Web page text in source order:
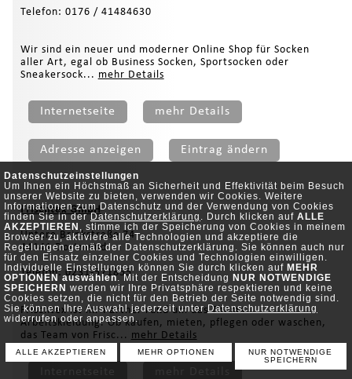
Datenschutzeinstellungen
Um Ihnen ein Höchstmaß an Sicherheit und Effektivität beim Besuch
unserer Website zu bieten, verwenden wir Cookies. Weitere
Informationen zum Datenschutz und der Verwendung von Cookies
finden Sie in derDatenschutzerklärung . Durch klicken auf ALLE
AKZEPTIEREN , stimme ich der Speicherung von Cookies in meinem
Browser zu, aktiviere alle Technologien und akzeptiere die
Regelungen gemäß der Datenschutzerklärung. Sie können auch nur
für den Einsatz einzelner Cookies und Technologien einwilligen.
Individuelle Einstellungen können Sie durch klicken auf MEHR
OPTIONEN auswählen. Mit der Entscheidung NUR NOTWENDIGE
SPEICHERN werden wir Ihre Privatsphäre respektieren und keine
Cookies setzen, die nicht für den Betrieb der Seite notwendig sind.
Sie können Ihre Auswahl jederzeit unterDatenschutzerklärung
widerrufen oder anpassen.
ALLE AKZEPTIEREN MEHR OPTIONEN
NUR NOTWENDIGE
SPEICHERN
Telefon: 0176 / 41484630
Wir sind ein neuer und moderner Online Shop für Socken
aller Art, egal ob Business Socken, Sportsocken oder
Sneakersock... mehr Details
Internetseite mehr Details
Adresse anzeigen Eintrag ändern
Frischtex GmbH
Untere Brinkstraße 74
44141 Dortmund
Telefon: 0231-571855
Frischtex ist ihr Partner rund um das Thema
Arbeitskleidung. Ob kaufen, mieten, pflegen oder waschen,
das Team von Frisc... mehr Details